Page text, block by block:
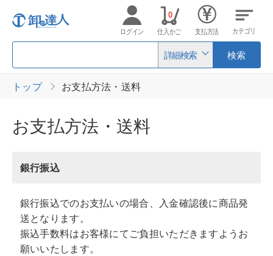
詳細検索 検索
ログイン 仕入かご
0
支払方法 カテゴリ
トップ お支払方法・送料
お支払方法・送料
銀行振込
銀行振込でのお支払いの場合、入金確認後に商品発
送となります。
振込手数料はお客様にてご負担いただきますようお
願いいたします。